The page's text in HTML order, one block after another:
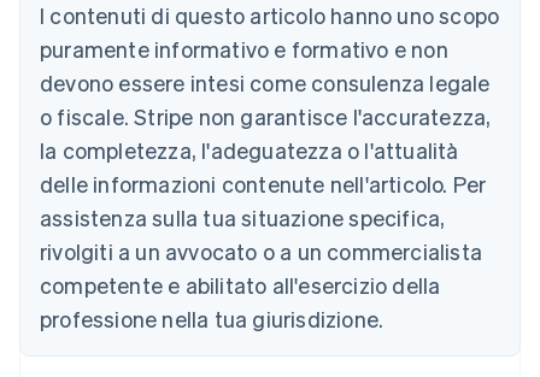
I contenuti di questo articolo hanno uno scopo
puramente informativo e formativo e non
devono essere intesi come consulenza legale
o fiscale. Stripe non garantisce l'accuratezza,
la completezza, l'adeguatezza o l'attualità
delle informazioni contenute nell'articolo. Per
assistenza sulla tua situazione specifica,
rivolgiti a un avvocato o a un commercialista
competente e abilitato all'esercizio della
professione nella tua giurisdizione.
Belgio
Nederlands FrançaisDeutschEnglish
Brasile
Português English
Bulgaria
English
Canada
EnglishFrançais
Cina continentale
简体中文
Cipro
English
Croazia
Danimarca